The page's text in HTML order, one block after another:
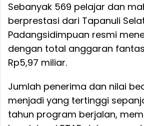
Sebanyak 569 pelajar dan
berprestasi dari Tapanuli
Padangsidimpuan resmi
dengan total anggaran
Rp5,97 miliar.
Jumlah penerima dan nilai
menjadi yang tertinggi
tahun program berjalan,